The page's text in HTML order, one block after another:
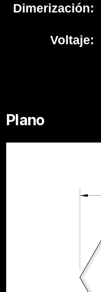
Dimerización:
Voltaje:
Plano